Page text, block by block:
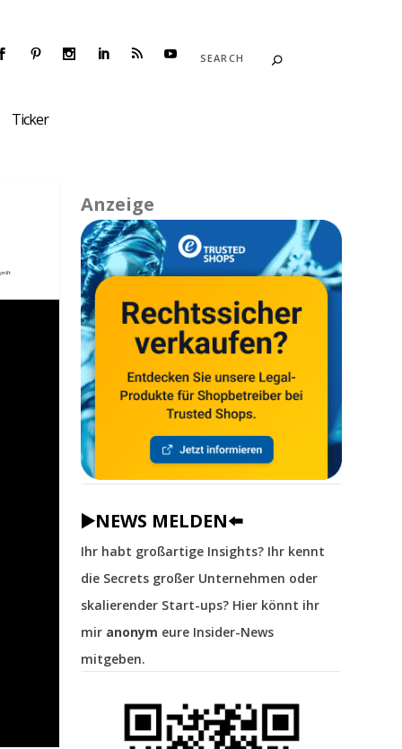
Ticker
Anzeige
▶️NEWS MELDEN⬅️
Ihr habt großartige Insights? Ihr kennt
die Secrets großer Unternehmen oder
skalierender Start-ups? Hier könnt ihr
mir anonym eure Insider-News
mitgeben.